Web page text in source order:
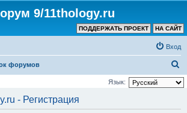
9/11thology.ru
НА САЙТ
ПОДДЕРЖАТЬ ПРОЕКТ
Вход
форумов
о
Язык:
- Регистрация